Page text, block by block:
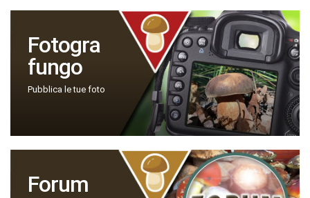
Fotogra
fungo
Pubblica le tue foto
Forum